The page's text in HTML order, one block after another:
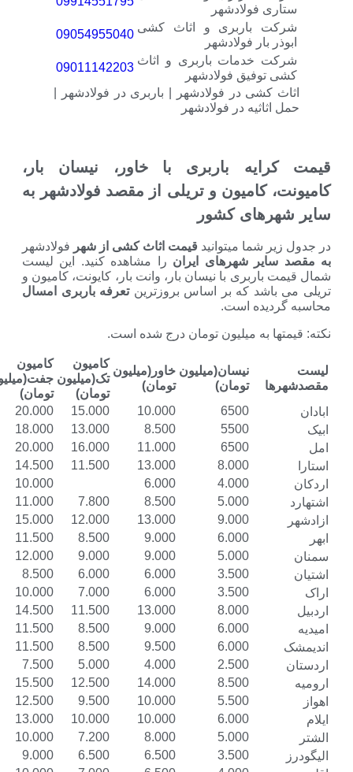
فولادشهر
باربری و اثاث کشی
فولادشهر
09054955040
خدمات باربری و اثاث
فولادشهر
09011142203
در فولادشهر | باربری در فولادشهر |
در فولادشهر
باربری با خاور، نیسان بار،
کامیون و تریلی از مقصد فولادشهر به
کشور
میتوانیدقیمت اثاث کشی از شهرفولادشهر
شهرهای ایران
را مشاهده کنید. این لیست
با نیسان بار، وانت بار، کایونت، کامیون و
که بر اساس بروزترین تعرفه باربری امسال
است.
به میلیون تومان درج شده است.
نیسان(میلیون
تومان)
خاور(میلیون
تومان)
کامیون
تک(میلیون
تومان)
کامیون
جفت(میلیون
تومان)
کامیون
تریلی(میلیون
تومان)
6500
10.000
15.000
20.000
25.000
5500
8.500
13.000
18.000
23.000
6500
11.000
16.000
20.000
25.000
8.000
13.000
11.500
14.500
17.500
4.000
6.000
13.000
5.000
8.500
7.800
11.000
14.000
9.000
13.000
12.000
15.000
18.000
6.000
9.000
8.500
11.500
14.500
5.000
9.000
9.000
12.000
15.000
3.500
6.000
6.000
8.500
10.500
3.500
6.000
7.000
10.000
13.000
8.000
13.000
11.500
14.500
17.500
6.000
9.000
8.500
11.500
14.500
6.000
9.500
8.500
11.500
14.500
2.500
4.000
5.000
7.500
10.000
8.500
14.000
12.500
15.500
18.500
5.500
10.000
9.500
12.500
15.000
6.000
10.000
10.000
13.000
16.000
5.000
8.000
7.200
10.000
13.000
3.500
6.500
6.500
9.000
11.500